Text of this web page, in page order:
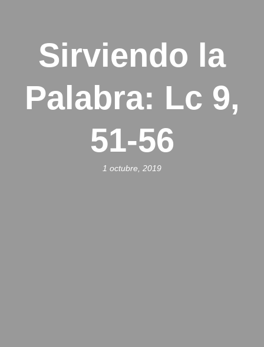
Sirviendo la
Palabra: Lc 9,
51-56
1 octubre, 2019